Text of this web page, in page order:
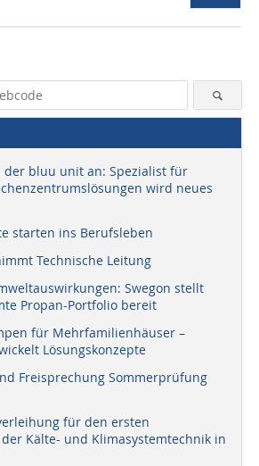
der bluu unit an: Spezialist für
wird neues
starten ins Berufsleben
Technische Leitung
Swegon stellt
Propan-Portfolio bereit
für Mehrfamilienhäuser –
Lösungskonzepte
Freisprechung Sommerprüfung
für den ersten
Kälte- und Klimasystemtechnik in